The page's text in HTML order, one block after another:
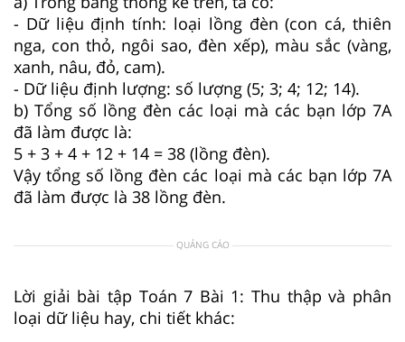
- Dữ liệu định tính: loại lồng đèn (con cá, thiên
nga, con thỏ, ngôi sao, đèn xếp), màu sắc (vàng,
xanh, nâu, đỏ, cam).
- Dữ liệu định lượng: số lượng (5; 3; 4; 12; 14).
b) Tổng số lồng đèn các loại mà các bạn lớp 7A
đã làm được là:
5 + 3 + 4 + 12 + 14 = 38 (lồng đèn).
Vậy tổng số lồng đèn các loại mà các bạn lớp 7A
đã làm được là 38 lồng đèn.
QUẢNG CÁO
Lời giải bài tập Toán 7 Bài 1: Thu thập và phân
loại dữ liệu hay, chi tiết khác: